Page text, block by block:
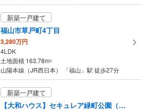
新築一戸建て
福山市草戸町4丁目
3,280万円
4LDK
土地面積 163.78m2
山陽本線（JR西日本） 「福山」駅 徒歩27分
新築一戸建て
【大和ハウス】セキュレア緑町公園（分譲住宅）